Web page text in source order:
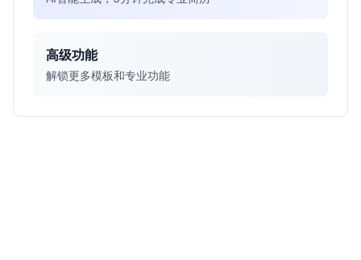
高级功能
解锁更多模板和专业功能